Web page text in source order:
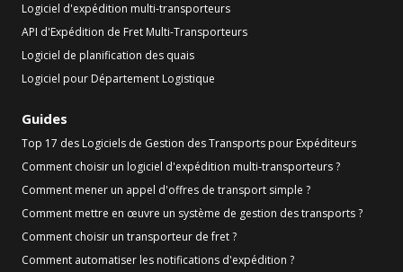
Logiciel d'expédition multi-transporteurs
API d'Expédition de Fret Multi-Transporteurs
Logiciel de planification des quais
Logiciel pour Département Logistique
Guides
Top 17 des Logiciels de Gestion des Transports pour Expéditeurs
Comment choisir un logiciel d'expédition multi-transporteurs ?
Comment mener un appel d'offres de transport simple ?
Comment mettre en œuvre un système de gestion des transports ?
Comment choisir un transporteur de fret ?
Comment automatiser les notifications d'expédition ?